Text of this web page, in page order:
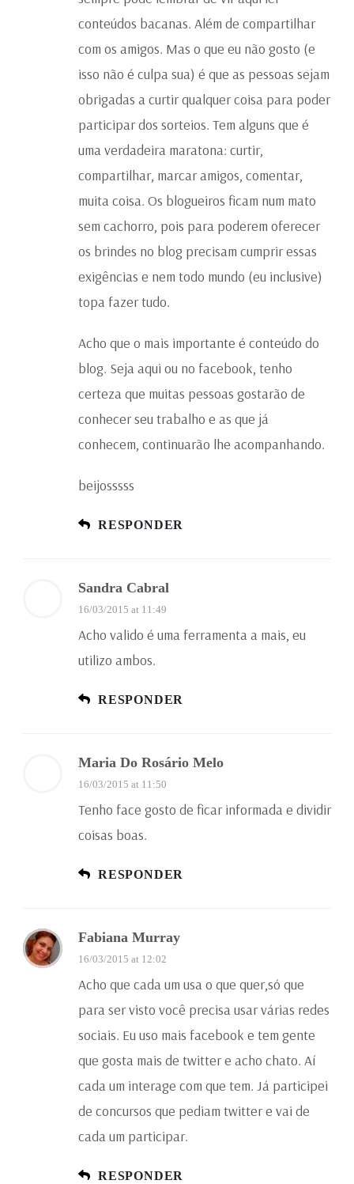
conteúdos bacanas. Além de compartilhar
com os amigos. Mas o que eu não gosto (e
isso não é culpa sua) é que as pessoas sejam
obrigadas a curtir qualquer coisa para poder
participar dos sorteios. Tem alguns que é
uma verdadeira maratona: curtir,
compartilhar, marcar amigos, comentar,
muita coisa. Os blogueiros ficam num mato
sem cachorro, pois para poderem oferecer
os brindes no blog precisam cumprir essas
exigências e nem todo mundo (eu inclusive)
topa fazer tudo.
Acho que o mais importante é conteúdo do
blog. Seja aqui ou no facebook, tenho
certeza que muitas pessoas gostarão de
conhecer seu trabalho e as que já
conhecem, continuarão lhe acompanhando.
beijosssss
RESPONDER
Sandra Cabral
16/03/2015 at 11:49
Acho valido é uma ferramenta a mais, eu
utilizo ambos.
RESPONDER
Maria Do Rosário Melo
16/03/2015 at 11:50
Tenho face gosto de ficar informada e dividir
coisas boas.
RESPONDER
Fabiana Murray
16/03/2015 at 12:02
Acho que cada um usa o que quer,só que
para ser visto você precisa usar várias redes
sociais. Eu uso mais facebook e tem gente
que gosta mais de twitter e acho chato. Aí
cada um interage com que tem. Já participei
de concursos que pediam twitter e vai de
cada um participar.
RESPONDER